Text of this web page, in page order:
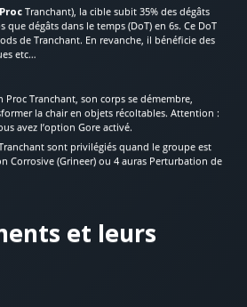
Proc Tranchant), la cible subit 35% des dégâts
que dégâts dans le temps (DoT) en 6s. Ce DoT
de Tranchant. En revanche, il bénéficie des
etc…
Proc Tranchant, son corps se démembre,
la chair en objets récoltables. Attention :
avez l’option Gore activé.
sont privilégiés quand le groupe est
Corrosive (Grineer) ou 4 auras Perturbation de
et leurs